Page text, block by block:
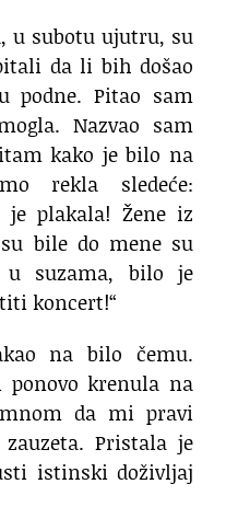
u subotu ujutru, su
da li bih došao
podne. Pitao sam
Nazvao sam
kako je bilo na
rekla sledeće:
je plakala! Žene iz
bile do mene su
suzama, bilo je
koncert!“
na bilo čemu.
krenula na
da mi pravi
Pristala je
istinski doživljaj